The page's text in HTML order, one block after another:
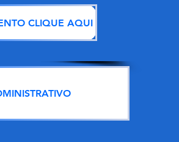
CLIQUE AQUI